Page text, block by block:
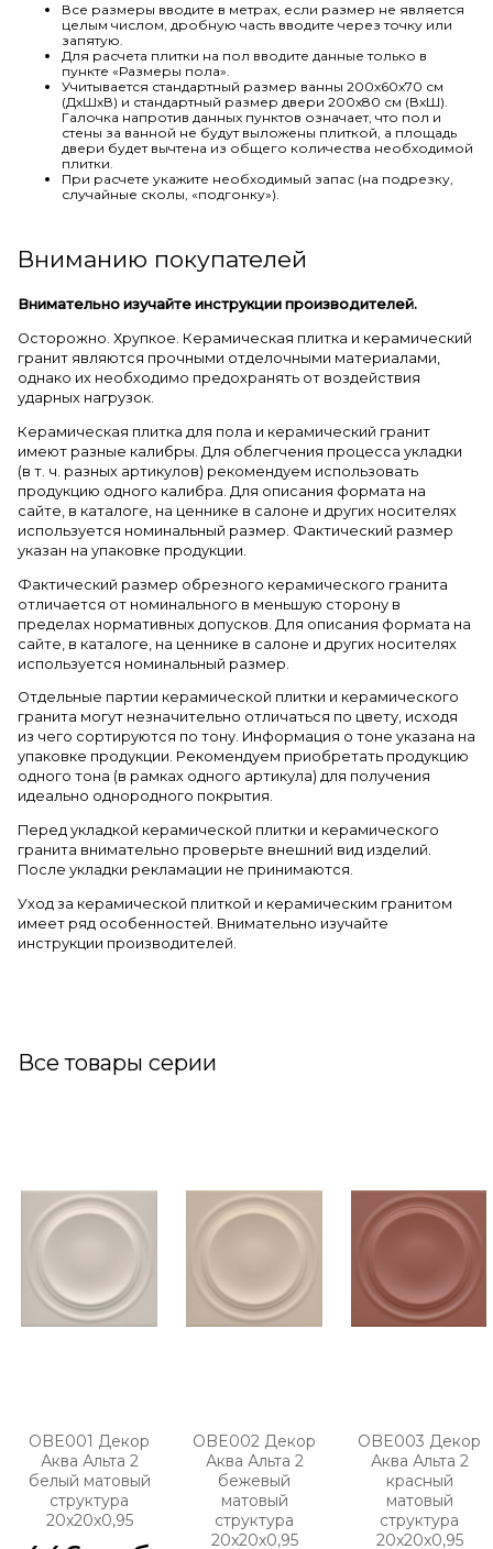
Все размеры вводите в метрах, если размер не является
целым числом, дробную часть вводите через точку или
запятую.
Для расчета плитки на пол вводите данные только в
пункте «Размеры пола».
Учитывается стандартный размер ванны 200х60х70 см
(ДхШхВ) и стандартный размер двери 200х80 см (ВхШ).
Галочка напротив данных пунктов означает, что пол и
стены за ванной не будут выложены плиткой, а площадь
двери будет вычтена из общего количества необходимой
плитки.
При расчете укажите необходимый запас (на подрезку,
случайные сколы, «подгонку»).
Вниманию покупателей
Внимательно изучайте инструкции производителей.
Осторожно. Хрупкое. Керамическая плитка и керамический
гранит являются прочными отделочными материалами,
однако их необходимо предохранять от воздействия
ударных нагрузок.
Керамическая плитка для пола и керамический гранит
имеют разные калибры. Для облегчения процесса укладки
(в т. ч. разных артикулов) рекомендуем использовать
продукцию одного калибра. Для описания формата на
сайте, в каталоге, на ценнике в салоне и других носителях
используется номинальный размер. Фактический размер
указан на упаковке продукции.
Фактический размер обрезного керамического гранита
отличается от номинального в меньшую сторону в
пределах нормативных допусков. Для описания формата на
сайте, в каталоге, на ценнике в салоне и других носителях
используется номинальный размер.
Отдельные партии керамической плитки и керамического
гранита могут незначительно отличаться по цвету, исходя
из чего сортируются по тону. Информация о тоне указана на
упаковке продукции. Рекомендуем приобретать продукцию
одного тона (в рамках одного артикула) для получения
идеально однородного покрытия.
Перед укладкой керамической плитки и керамического
гранита внимательно проверьте внешний вид изделий.
После укладки рекламации не принимаются.
Уход за керамической плиткой и керамическим гранитом
имеет ряд особенностей. Внимательно изучайте
инструкции производителей.
Все товары серии
OBE001 Декор
Аква Альта 2
белый матовый
структура
20x20x0,95
OBE002 Декор
Аква Альта 2
бежевый
матовый
структура
20x20x0,95
OBE003 Декор
Аква Альта 2
красный
матовый
структура
20x20x0,95